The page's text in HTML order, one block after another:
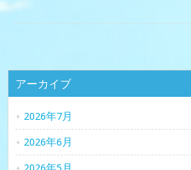
アーカイブ
2026年7月
2026年6月